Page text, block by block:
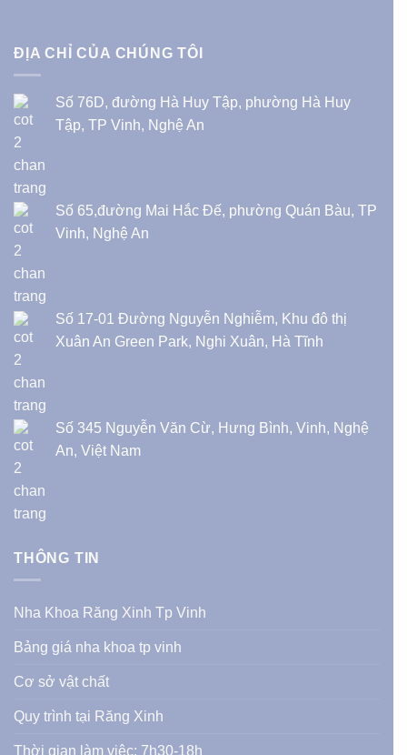
ĐỊA CHỈ CỦA CHÚNG TÔI
Số 76D, đường Hà Huy Tập, phường Hà Huy
Tập, TP Vinh, Nghệ An
Số 65,đường Mai Hắc Đế, phường Quán Bàu, TP
Vinh, Nghệ An
Số 17-01 Đường Nguyễn Nghiễm, Khu đô thị
Xuân An Green Park, Nghi Xuân, Hà Tĩnh
Số 345 Nguyễn Văn Cừ, Hưng Bình, Vinh, Nghệ
An, Việt Nam
THÔNG TIN
Nha Khoa Răng Xinh Tp Vinh
Bảng giá nha khoa tp vinh
Cơ sở vật chất
Quy trình tại Răng Xinh
Thời gian làm việc: 7h30-18h